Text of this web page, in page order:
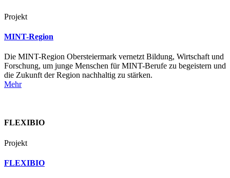
Projekt
MINT-Region
Die MINT-Region Obersteiermark vernetzt Bildung, Wirtschaft und
Forschung, um junge Menschen für MINT-Berufe zu begeistern und
die Zukunft der Region nachhaltig zu stärken.
Mehr
FLEXIBIO
Projekt
FLEXIBIO